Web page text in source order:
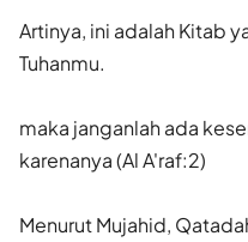
Artinya, ini adalah Kitab
Tuhanmu.
maka janganlah ada
karenanya (Al A'raf:2)
Menurut Mujahid,